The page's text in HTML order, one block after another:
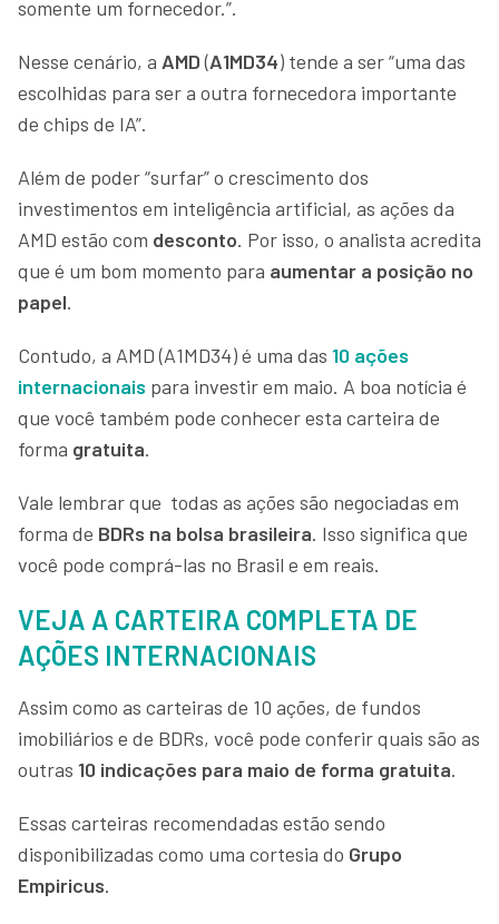
somente um fornecedor.”.
Nesse cenário, a AMD(A1MD34) tende a ser “uma das
escolhidas para ser a outra fornecedora importante
de chips de IA”.
Além de poder “surfar” o crescimento dos
investimentos em inteligência artificial, as ações da
AMD estão com desconto. Por isso, o analista acredita
que é um bom momento para aumentar a posição no
papel.
Contudo, a AMD (A1MD34) é uma das 10 ações
internacionais para investir em maio. A boa notícia é
que você também pode conhecer esta carteira de
forma gratuita.
Vale lembrar que todas as ações são negociadas em
forma de BDRs na bolsa brasileira. Isso significa que
você pode comprá-las no Brasil e em reais.
VEJA A CARTEIRA COMPLETA DE
AÇÕES INTERNACIONAIS
Assim como as carteiras de 10 ações, de fundos
imobiliários e de BDRs, você pode conferir quais são as
outras 10 indicações para maio de forma gratuita.
Essas carteiras recomendadas estão sendo
disponibilizadas como uma cortesia do Grupo
Empiricus.